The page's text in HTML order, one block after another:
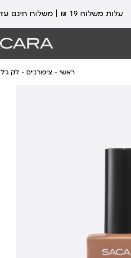
עלות משלוח 19 ₪ | משלוח חינם עד הבית בכל קנייה מעל 99 ₪
ראשי ציפורניים לק ג'ל